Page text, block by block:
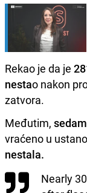
Rekao je da je
nestao nakon
zatvora.
Međutim,
vraćeno u
nestala.
Nearly